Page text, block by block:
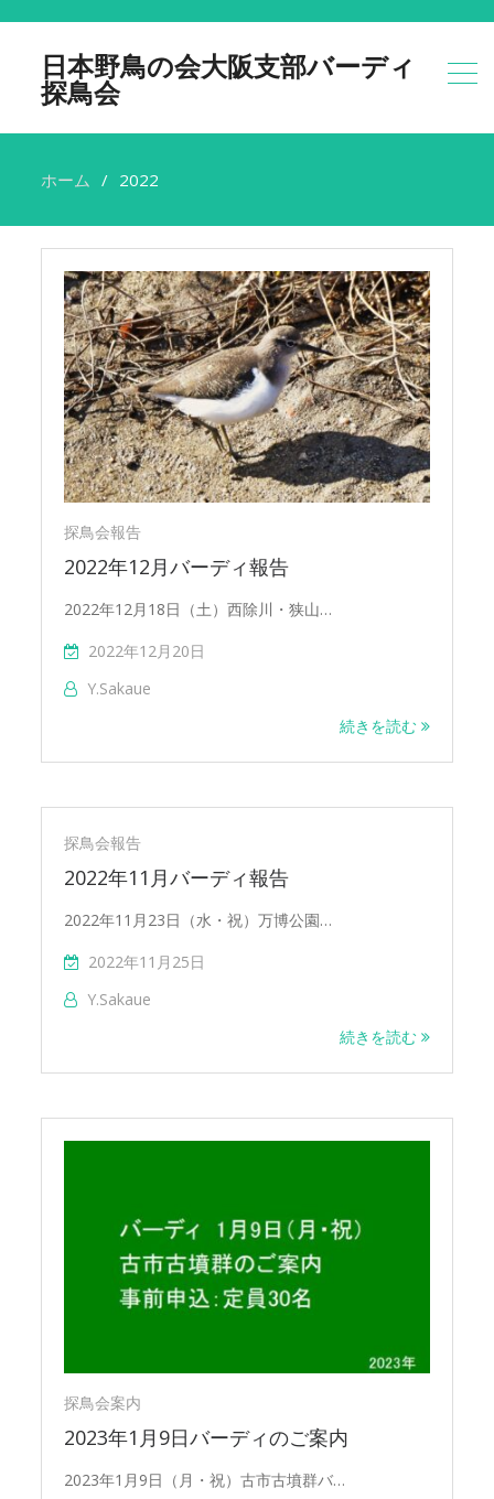
日本野鳥の会大阪支部バーディ
探鳥会
ホーム 2022
探鳥会報告
2022年12月バーディ報告
2022年12月18日（土）西除川・狭山…
2022年12月20日
Y.sakaue
続きを読む
探鳥会報告
2022年11月バーディ報告
2022年11月23日（水・祝）万博公園…
2022年11月25日
Y.sakaue
続きを読む
探鳥会案内
2023年1月9日バーディのご案内
2023年1月9日（月・祝）古市古墳群バ…